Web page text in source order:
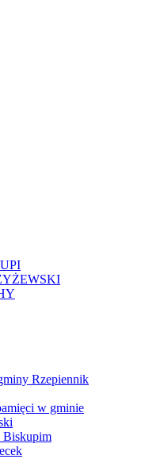
Rzepiennik
w gminie
Biskupim